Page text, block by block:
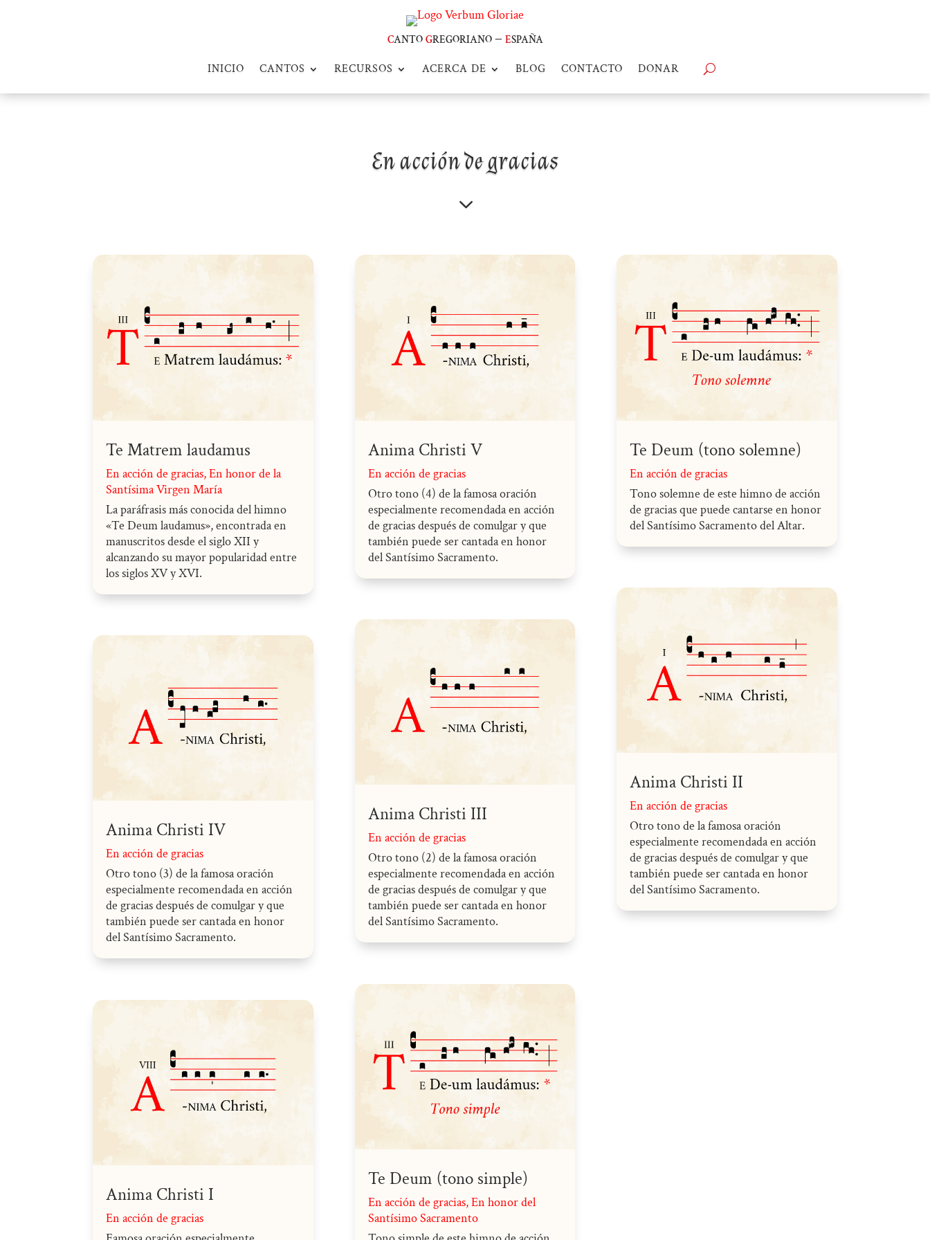
cantogregoriano –españa
INICIO CANTOS RECURSOS ACERCA DE BLOG CONTACTO DONAR
En acción de gracias
3
Te Matrem laudamus
En acción de gracias,En honor de la
Santísima Virgen María
La paráfrasis más conocida del himno
«Te Deum laudamus», encontrada en
manuscritos desde el siglo XII y
alcanzando su mayor popularidad entre
los siglos XV y XVI.
Anima Christi IV
En acción de gracias
Otro tono (3) de la famosa oración
especialmente recomendada en acción
de gracias después de comulgar y que
también puede ser cantada en honor
del Santísimo Sacramento.
Anima Christi I
En acción de gracias
Anima Christi V
En acción de gracias
Otro tono (4) de la famosa oración
especialmente recomendada en acción
de gracias después de comulgar y que
también puede ser cantada en honor
del Santísimo Sacramento.
Anima Christi III
En acción de gracias
Otro tono (2) de la famosa oración
especialmente recomendada en acción
de gracias después de comulgar y que
también puede ser cantada en honor
del Santísimo Sacramento.
Te Deum (tono simple)
En acción de gracias,En honor del
Santísimo Sacramento
Te Deum (tono solemne)
En acción de gracias
Tono solemne de este himno de acción
de gracias que puede cantarse en honor
del Santísimo Sacramento del Altar.
Anima Christi II
En acción de gracias
Otro tono de la famosa oración
especialmente recomendada en acción
de gracias después de comulgar y que
también puede ser cantada en honor
del Santísimo Sacramento.